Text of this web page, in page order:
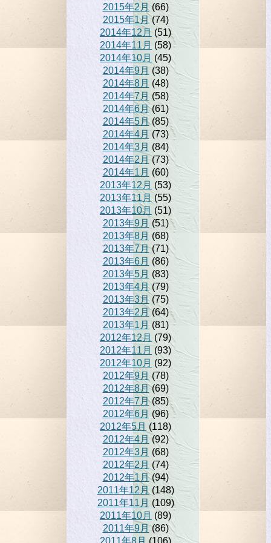
2015年2月(66)
2015年1月(74)
2014年12月 (51)
2014年11月 (58)
2014年10月 (45)
2014年9月 (38)
2014年8月 (48)
2014年7月 (58)
2014年6月(61)
2014年5月(85)
2014年4月 (73)
2014年3月 (84)
2014年2月 (73)
2014年1月 (60)
2013年12月 (53)
2013年11月 (55)
2013年10月 (51)
2013年9月 (51)
2013年8月(68)
2013年7月(71)
2013年6月 (86)
2013年5月 (83)
2013年4月(79)
2013年3月(75)
2013年2月(64)
2013年1月(81)
2012年12月 (79)
2012年11月 (93)
2012年10月 (92)
2012年9月 (78)
2012年8月(69)
2012年7月(85)
2012年6月 (96)
2012年5月 (118)
2012年4月 (92)
2012年3月 (68)
2012年2月 (74)
2012年1月(94)
2011年12月(148)
2011年11月 (109)
2011年10月 (89)
2011年9月(86)
2011年8月 (106)